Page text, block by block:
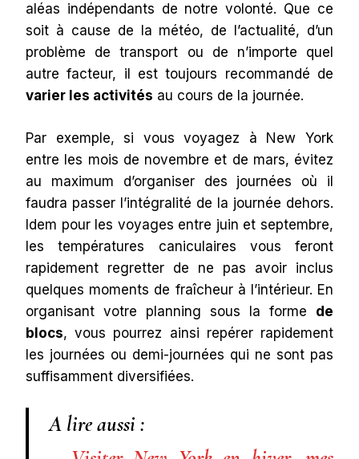
aléas indépendants de notre volonté. Que ce
soit à cause de la météo, de l’actualité, d’un
problème de transport ou de n’importe quel
autre facteur, il est toujours recommandé de
varier les activités au cours de la journée.
Par exemple, si vous voyagez à New York
entre les mois de novembre et de mars, évitez
au maximum d’organiser des journées où il
faudra passer l’intégralité de la journée dehors.
Idem pour les voyages entre juin et septembre,
les températures caniculaires vous feront
rapidement regretter de ne pas avoir inclus
quelques moments de fraîcheur à l’intérieur. En
organisant votre planning sous la forme de
blocs, vous pourrez ainsi repérer rapidement
les journées ou demi-journées qui ne sont pas
suffisamment diversifiées.
A lire aussi :